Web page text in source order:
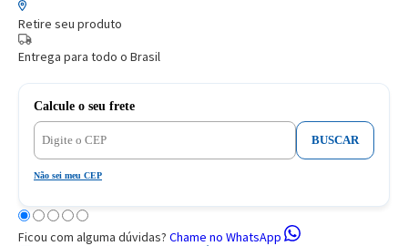
Retire seu produto
Entrega para todo o Brasil
Calcule o seu frete
BUSCAR
Não sei meu CEP
Ficou com alguma dúvidas? Chame no WhatsApp